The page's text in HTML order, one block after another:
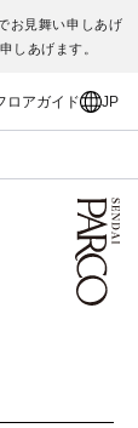
お見舞い申しあげ
しあげます。
ロアガイド JP